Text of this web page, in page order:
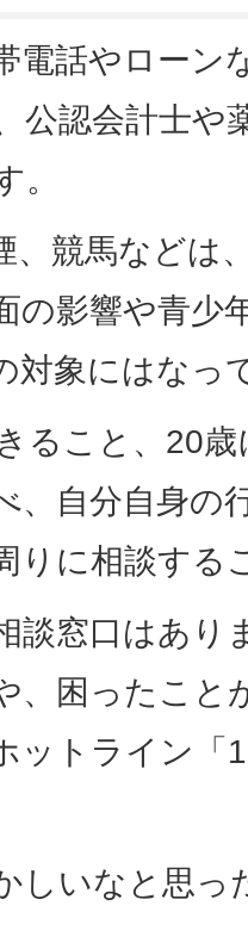
電話やローン
公認会計士や
。
、競馬などは
の影響や青少
対象にはなっ
ること、20
、自分自身の
りに相談する
談窓口はあり
、困ったこと
ットライン「
しいなと思っ